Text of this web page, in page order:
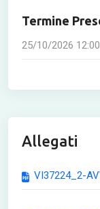
Termine
25/10/2026
Allegati
VI37224_2-